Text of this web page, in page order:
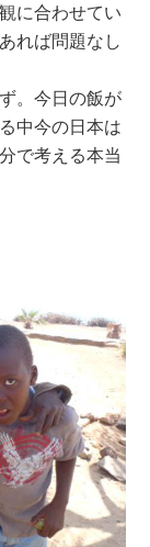
に合わせてい
れば問題なし
。今日の飯が
中今の日本は
で考える本当